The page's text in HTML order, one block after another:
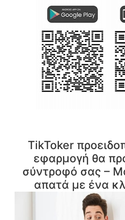
TikToker
εφαρμογή θα
σύντροφό σας –
απατά με ένα